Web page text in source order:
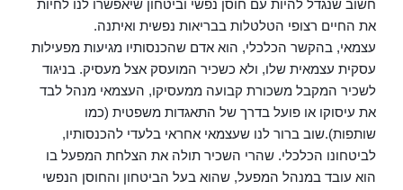
חשוב שנגדל להיות עם חוסן נפשי וביטחון שיאפשרו לנו לחיות
את החיים רצופי הטלטלות בבריאות נפשית ואיתנה.
עצמאי, בהקשר הכלכלי, הוא אדם שהכנסותיו מגיעות מפעילות
עסקית עצמאית שלו, ולא כשכיר המועסק אצל מעסיק. בניגוד
לשכיר המקבל משכורת קבועה ממעסיקו, העצמאי מנהל לבד
את עיסוקו או פועל בדרך של התאגדות משפטית (כמו
שותפות).שוב ברור לנו שעצמאי אחראי בלעדי להכנסותיו,
לביטחונו הכלכלי. שהרי השכיר תולה את הצלחת המפעל בו
הוא עובד במנהל המפעל, שהוא בעל הביטחון והחוסן הנפשי